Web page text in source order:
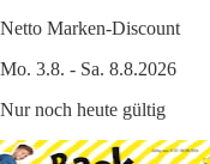
Netto Marken-Discount
Mo. 3.8. - Sa. 8.8.2026
Nur noch heute gültig